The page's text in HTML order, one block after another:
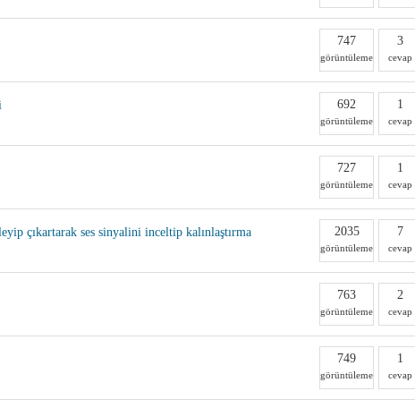
747
görüntüleme
3
cevap
692
görüntüleme
1
cevap
727
görüntüleme
1
cevap
çıkartarak ses sinyalini inceltip kalınlaştırma
2035
görüntüleme
7
cevap
763
görüntüleme
2
cevap
749
görüntüleme
1
cevap